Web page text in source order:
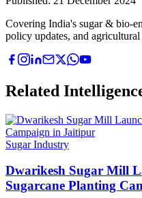
Covering India's sugar & bio-
policy updates, and
Related
Sugar Industry
Dwarikesh Sugar Mill
Sugarcane Planting